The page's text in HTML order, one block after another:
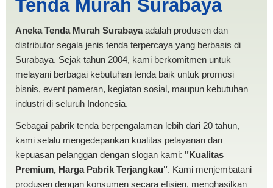
ANEKA TENDA MURAH
Tenda Murah Surabaya
Aneka Tenda Murah Surabayaadalah produsen dan
distributor segala jenis tenda terpercaya yang berbasis di
Surabaya. Sejak tahun 2004, kami berkomitmen untuk
melayani berbagai kebutuhan tenda baik untuk promosi
bisnis, event pameran, kegiatan sosial, maupun kebutuhan
industri di seluruh Indonesia.
Sebagai pabrik tenda berpengalaman lebih dari 20 tahun,
kami selalu mengedepankan kualitas pelayanan dan
kepuasan pelanggan dengan slogan kami: "Kualitas
Premium, Harga Pabrik Terjangkau". Kami menjembatani
produsen dengan konsumen secara efisien, menghasilkan